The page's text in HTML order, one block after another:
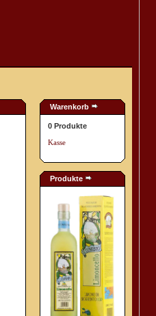
Warenkorb
0 Produkte
Kasse
Produkte